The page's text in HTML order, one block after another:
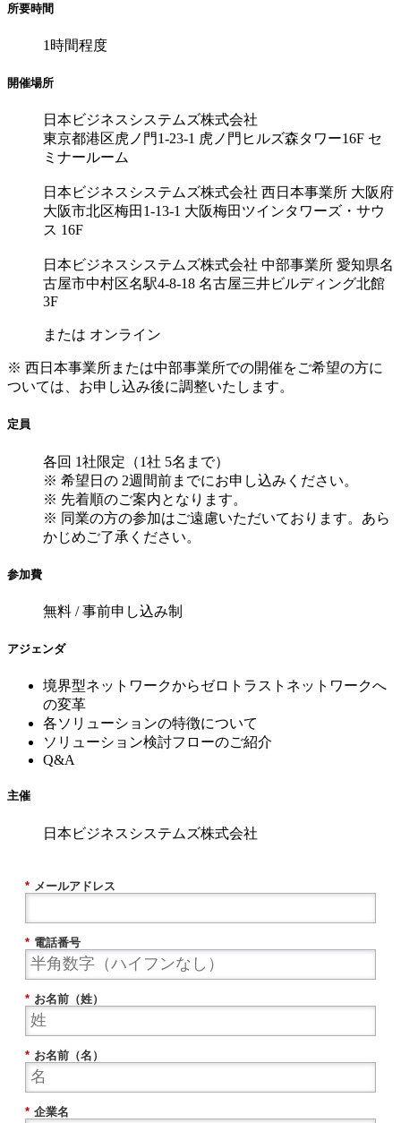
所要時間
1時間程度
開催場所
日本ビジネスシステムズ株式会社
東京都港区虎ノ門1-23-1 虎ノ門ヒルズ森タワー16F セ
ミナールーム
日本ビジネスシステムズ株式会社 西日本事業所 大阪府
大阪市北区梅田1-13-1 大阪梅田ツインタワーズ・サウ
ス 16F
日本ビジネスシステムズ株式会社 中部事業所 愛知県名
古屋市中村区名駅4-8-18 名古屋三井ビルディング北館
3F
または オンライン
※ 西日本事業所または中部事業所での開催をご希望の方に
ついては、お申し込み後に調整いたします。
定員
各回 1社限定（1社 5名まで）
※ 希望日の 2週間前までにお申し込みください。
※ 先着順のご案内となります。
※ 同業の方の参加はご遠慮いただいております。あら
かじめご了承ください。
参加費
無料 / 事前申し込み制
アジェンダ
境界型ネットワークからゼロトラストネットワークへ
の変革
各ソリューションの特徴について
ソリューション検討フローのご紹介
Q&A
主催
日本ビジネスシステムズ株式会社
* メールアドレス
* 電話番号
* お名前（姓）
* お名前（名）
* 企業名